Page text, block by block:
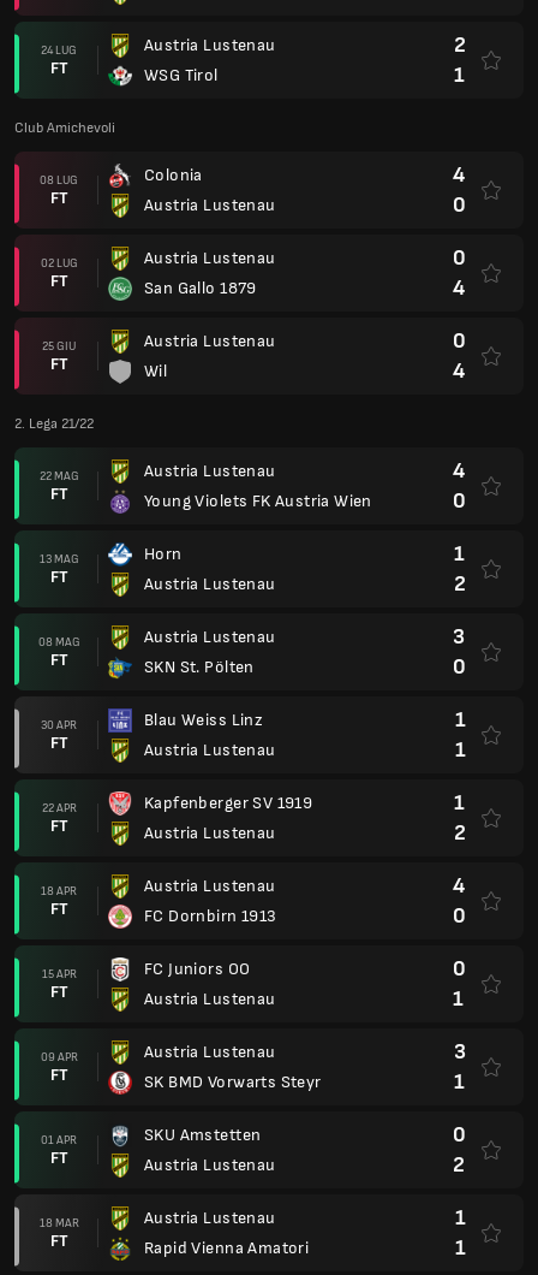
24 LUG
FT
Austria Lustenau
WSG Tirol
2
1
Club Amichevoli
08 LUG
FT
Colonia
Austria Lustenau
4
0
02 LUG
FT
Austria Lustenau
San Gallo 1879
0
4
25 GIU
FT
Austria Lustenau
Wil
0
4
2. Lega 21/22
22 MAG
FT
Austria Lustenau
Young Violets FK Austria Wien
4
0
13 MAG
FT
Horn
Austria Lustenau
1
2
08 MAG
FT
Austria Lustenau
SKN St. Pölten
3
0
30 APR
FT
Blau Weiss Linz
Austria Lustenau
1
1
22 APR
FT
Kapfenberger SV 1919
Austria Lustenau
1
2
18 APR
FT
Austria Lustenau
FC Dornbirn 1913
4
0
15 APR
FT
FC Juniors OO
Austria Lustenau
0
1
09 APR
FT
Austria Lustenau
SK BMD Vorwarts Steyr
3
1
01 APR
FT
SKU Amstetten
Austria Lustenau
0
2
18 MAR
FT
Austria Lustenau
Rapid Vienna Amatori
1
1